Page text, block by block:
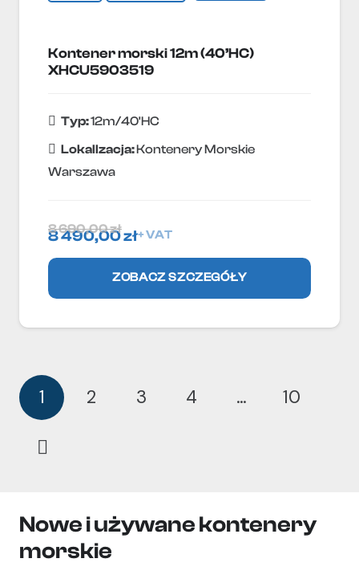
Kontener morski 12m (40’HC)
XHCU5903519
Typ:12m/40'HC
Lokallzacja:Kontenery Morskie
Warszawa
8 490,00zł+ VAT
8 690,00zł
ZOBACZ SZCZEGÓŁY
1 2 3 4 … 10
Nowe i używane kontenery
morskie